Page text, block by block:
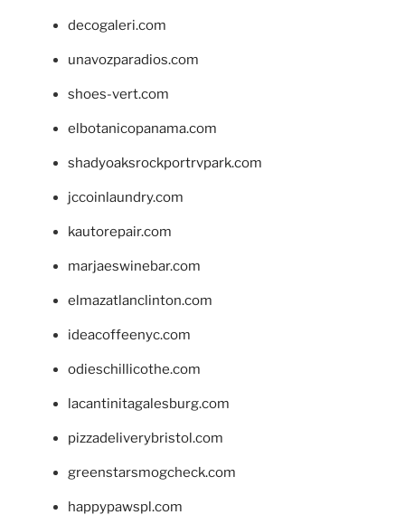
decogaleri.com
unavozparadios.com
shoes-vert.com
elbotanicopanama.com
shadyoaksrockportrvpark.com
jccoinlaundry.com
kautorepair.com
marjaeswinebar.com
elmazatlanclinton.com
ideacoffeenyc.com
odieschillicothe.com
lacantinitagalesburg.com
pizzadeliverybristol.com
greenstarsmogcheck.com
happypawspl.com